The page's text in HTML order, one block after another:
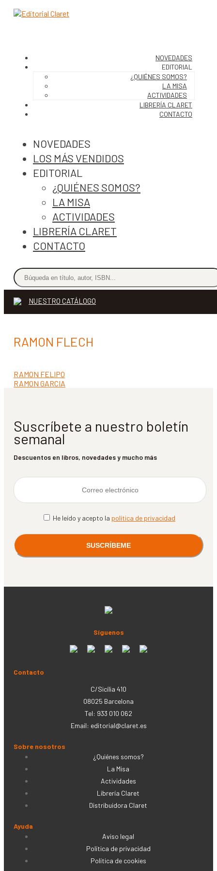
NOVEDADES
EDITORIAL
¿QUIÉNES SOMOS?
LA MISA
ACTIVIDADES
LIBRERÍA CLARET
CONTACTO
NOVEDADES
LOS MÁS VENDIDOS
EDITORIAL
¿QUIÉNES SOMOS?
LA MISA
ACTIVIDADES
LIBRERÍA CLARET
CONTACTO
NUESTRO CATÁLOGO
RAMON FLECH
Navegación
de
Anterior:
RAMON FELIPO
Siguiente:
RAMON GARCIA
Suscríbete a nuestro boletín
semanal
Descuentos en libros, novedades y mucho más
He leído y acepto la política de privacidad
Síguenos
Contacto
C/Sicília 410
08025 Barcelona
Tel: 933 010 062
Email: editorial@claret.es
Sobre nosotros
¿Quiénes somos?
La Misa
Actividades
Librería Claret
Distribuidora Claret
Ayuda
Aviso legal
Política de privacidad
Política de cookies